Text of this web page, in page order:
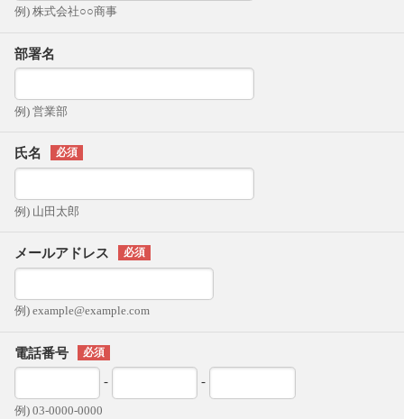
例) 株式会社○○商事
部署名
例) 営業部
氏名
例) 山田太郎
メールアドレス
例) example@example.com
電話番号
-
-
例) 03-0000-0000